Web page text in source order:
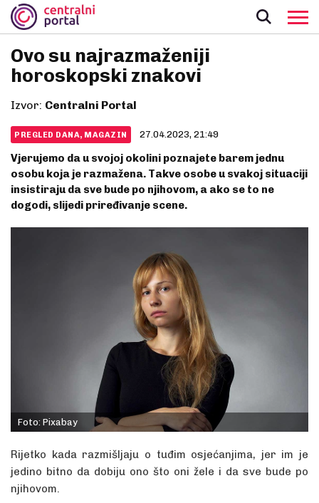
Ovo su najrazmaženiji
horoskopski znakovi
Izvor: Centralni Portal
PREGLED DANA, MAGAZIN 27.04.2023, 21:49
Vjerujemo da u svojoj okolini poznajete barem jednu
osobu koja je razmažena. Takve osobe u svakoj situaciji
insistiraju da sve bude po njihovom, a ako se to ne
dogodi, slijedi priređivanje scene.
Foto: Pixabay
Rijetko kada razmišljaju o tuđim osjećanjima, jer im je
jedino bitno da dobiju ono što oni žele i da sve bude po
njihovom.